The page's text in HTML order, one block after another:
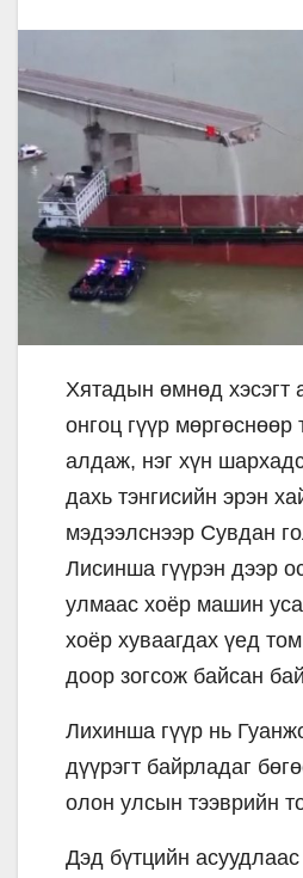
Хятадын өмнөд хэсэгт
онгоц гүүр мөргөснөөр
алдаж, нэг хүн
дахь тэнгисийн эрэн
мэдээлснээр Сувдан
Лисинша гүүрэн дээр
улмаас хоёр машин
хоёр хуваагдах үед
доор зогсож байсан
Лихинша гүүр нь
дүүрэгт байрладаг
олон улсын тээврийн
Дэд бүтцийн